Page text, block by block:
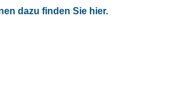
dazu finden Sie hier.